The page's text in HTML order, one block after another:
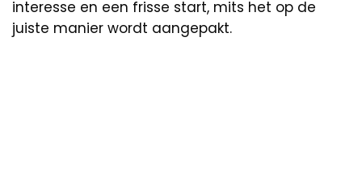
interesse en een frisse start, mits het op de
juiste manier wordt aangepakt.